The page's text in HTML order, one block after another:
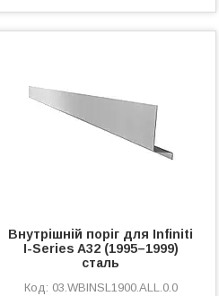
Внутрішній поріг для Infiniti
I-Series A32 (1995–1999)
сталь
03.WBINSL1900.ALL.0.0